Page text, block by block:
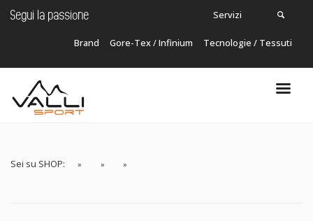
Segui la passione
Brand Gore-Tex/Infinium Tecnologie / Tessuti
Servizi
Carrello
Sei su SHOP: